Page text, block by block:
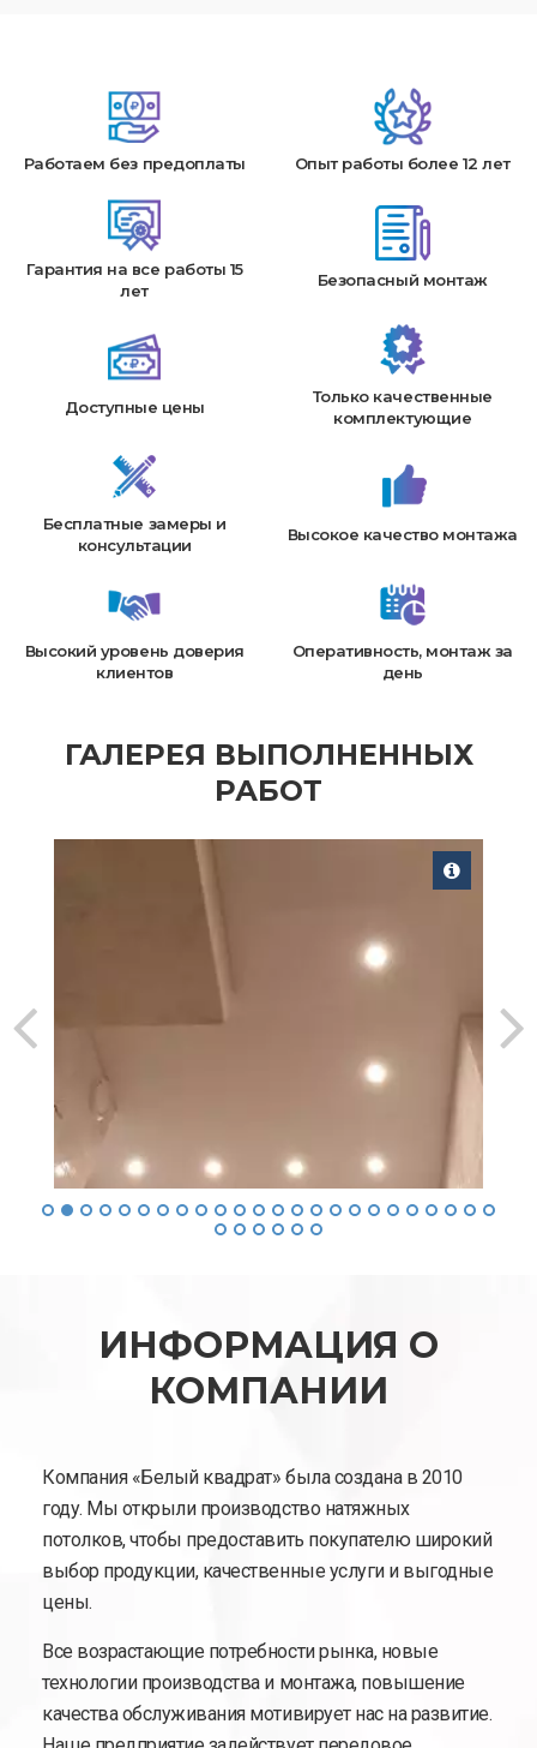
Работаем без предоплаты Опыт работы более 12 лет
Гарантия на все работы 15
лет
Безопасный монтаж
Доступные цены
Только качественные
комплектующие
Бесплатные замеры и
консультации
Высокое качество монтажа
Высокий уровень доверия
клиентов
Оперативность, монтаж за
день
ГАЛЕРЕЯ ВЫПОЛНЕННЫХ
РАБОТ
ИНФОРМАЦИЯ О
КОМПАНИИ
Компания «Белый квадрат» была создана в 2010
году. Мы открыли производство натяжных
потолков, чтобы предоставить покупателю широкий
выбор продукции, качественные услуги и выгодные
цены.
Все возрастающие потребности рынка, новые
технологии производства и монтажа, повышение
качества обслуживания мотивирует нас на развитие.